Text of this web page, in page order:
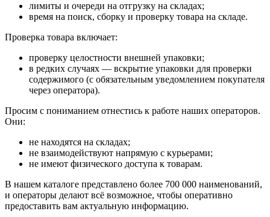
лимиты и очереди на отгрузку на складах;
время на поиск, сборку и проверку товара на складе.
Проверка товара включает:
проверку целостности внешней упаковки;
в редких случаях — вскрытие упаковки для проверки
содержимого (с обязательным уведомлением покупателя
через оператора).
Просим с пониманием отнестись к работе наших операторов.
Они:
не находятся на складах;
не взаимодействуют напрямую с курьерами;
не имеют физического доступа к товарам.
В нашем каталоге представлено более 700 000 наименований,
и операторы делают всё возможное, чтобы оперативно
предоставить вам актуальную информацию.